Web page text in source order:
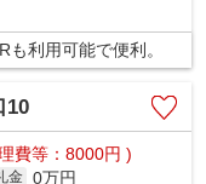
利用可能で便利。
10
費等：8000円 )
金 0万円